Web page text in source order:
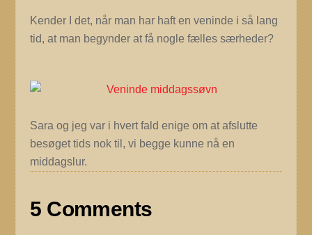
Kender I det, når man har haft en veninde i så lang
tid, at man begynder at få nogle fælles særheder?
Sara og jeg var i hvert fald enige om at afslutte
besøget tids nok til, vi begge kunne nå en
middagslur.
5 Comments